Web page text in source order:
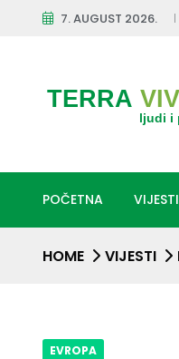
7. AUGUST 2026.
POČETNA VIJESTI
HOME VIJESTI
EVROPA